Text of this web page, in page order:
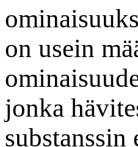
on usein
jonka
substanssin